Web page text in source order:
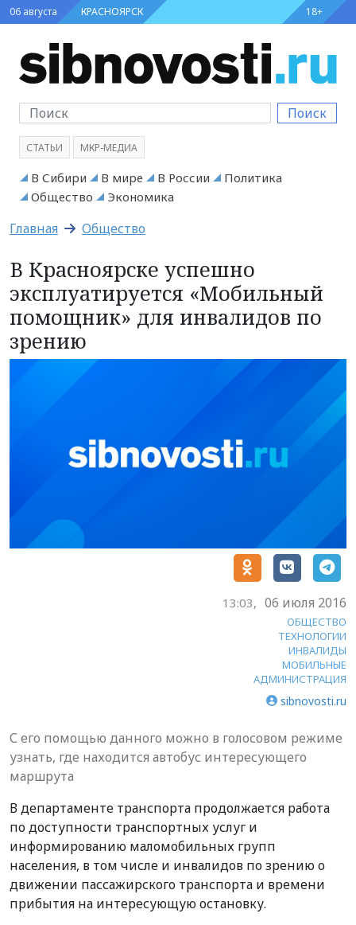
06 августа КРАСНОЯРСК 18+
Поиск
СТАТЬИ МКР-МЕДИА
В Сибири В мире В России
Политика
Общество
Экономика
Главная Общество
В Красноярске успешно
эксплуатируется «Мобильный
помощник» для инвалидов по
зрению
13:03, 06 июля 2016
ОБЩЕСТВО
ТЕХНОЛОГИИ
ИНВАЛИДЫ
МОБИЛЬНЫЕ
АДМИНИСТРАЦИЯ
sibnovosti.ru
С его помощью данного можно в голосовом режиме
узнать, где находится автобус интересующего
маршрута
В департаменте транспорта продолжается работа
по доступности транспортных услуг и
информированию маломобильных групп
населения, в том числе и инвалидов по зрению о
движении пассажирского транспорта и времени
прибытия на интересующую остановку.